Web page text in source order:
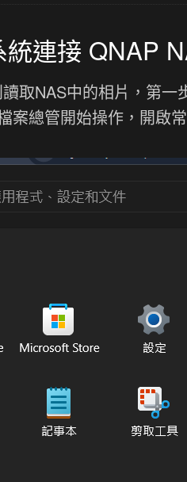
連接 QNAP
取NAS中的相片，第
案總管開始操作，開啟